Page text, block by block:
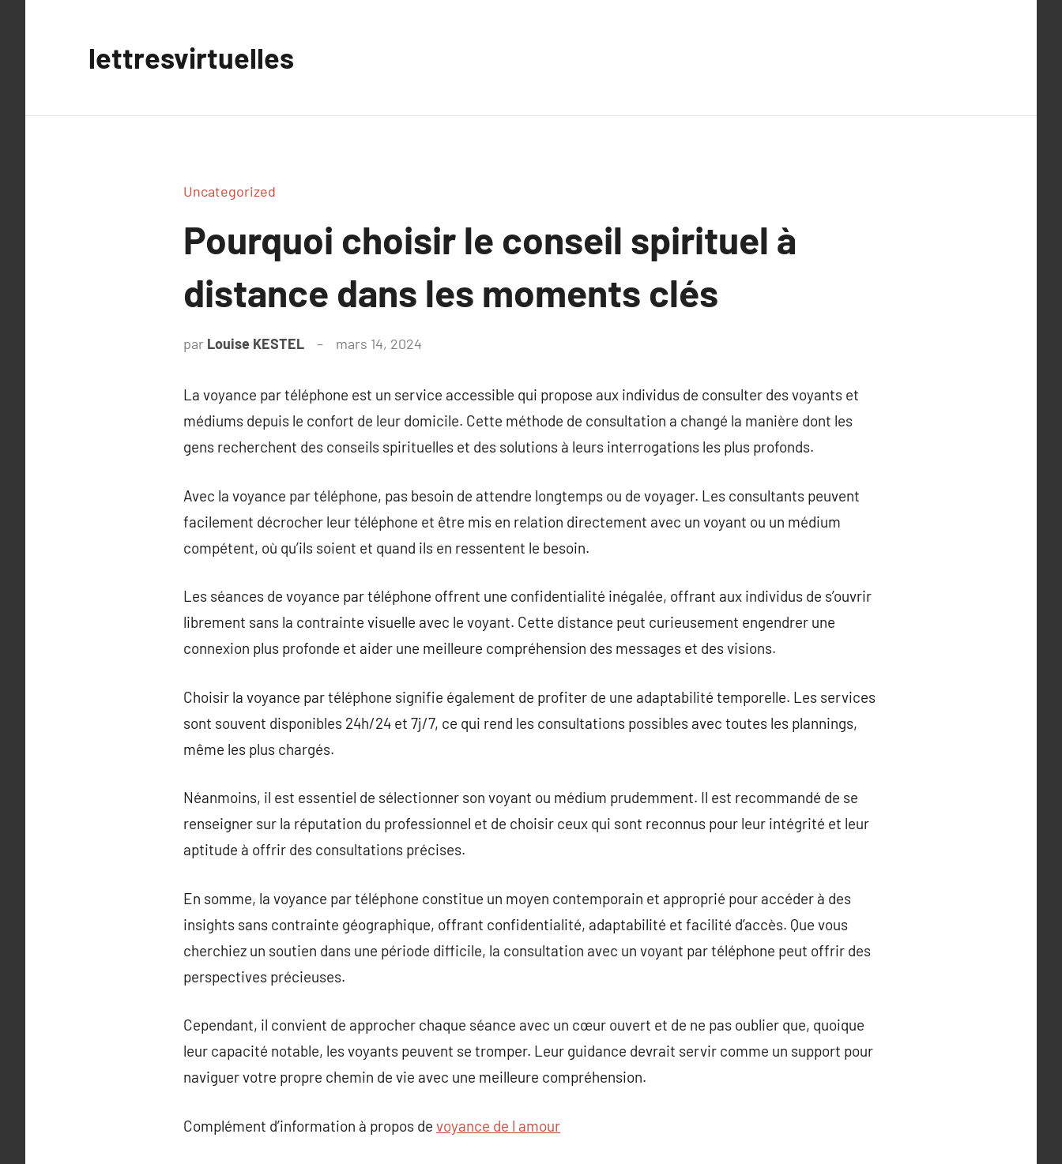
lettresvirtuelles
Uncategorized
Pourquoi choisir le conseil spirituel à
distance dans les moments clés
par Louise KESTEL mars 14, 2024
La voyance par téléphone est un service accessible qui propose aux individus de consulter des voyants et
médiums depuis le confort de leur domicile. Cette méthode de consultation a changé la manière dont les
gens recherchent des conseils spirituelles et des solutions à leurs interrogations les plus profonds.
Avec la voyance par téléphone, pas besoin de attendre longtemps ou de voyager. Les consultants peuvent
facilement décrocher leur téléphone et être mis en relation directement avec un voyant ou un médium
compétent, où qu’ils soient et quand ils en ressentent le besoin.
Les séances de voyance par téléphone offrent une confidentialité inégalée, offrant aux individus de s’ouvrir
librement sans la contrainte visuelle avec le voyant. Cette distance peut curieusement engendrer une
connexion plus profonde et aider une meilleure compréhension des messages et des visions.
Choisir la voyance par téléphone signifie également de profiter de une adaptabilité temporelle. Les services
sont souvent disponibles 24h/24 et 7j/7, ce qui rend les consultations possibles avec toutes les plannings,
même les plus chargés.
Néanmoins, il est essentiel de sélectionner son voyant ou médium prudemment. Il est recommandé de se
renseigner sur la réputation du professionnel et de choisir ceux qui sont reconnus pour leur intégrité et leur
aptitude à offrir des consultations précises.
En somme, la voyance par téléphone constitue un moyen contemporain et approprié pour accéder à des
insights sans contrainte géographique, offrant confidentialité, adaptabilité et facilité d’accès. Que vous
cherchiez un soutien dans une période difficile, la consultation avec un voyant par téléphone peut offrir des
perspectives précieuses.
Cependant, il convient de approcher chaque séance avec un cœur ouvert et de ne pas oublier que, quoique
leur capacité notable, les voyants peuvent se tromper. Leur guidance devrait servir comme un support pour
naviguer votre propre chemin de vie avec une meilleure compréhension.
Complément d’information à propos de voyance de l amour